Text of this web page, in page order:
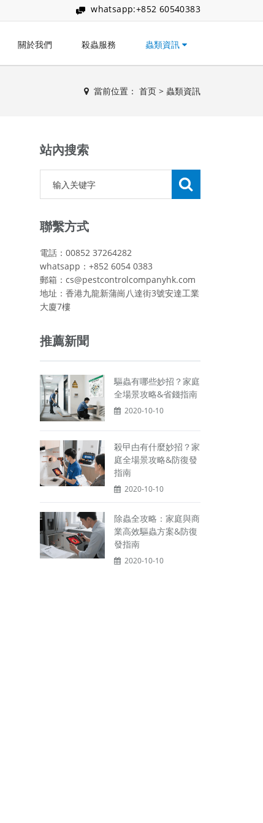
whatsapp:+852 60540383
關於我們 殺蟲服務 蟲類資訊
當前位置： 首页 > 蟲類資訊
站內搜索
聯繫方式
電話：00852 37264282
whatsapp：+852 6054 0383
郵箱：cs@pestcontrolcompanyhk.com
地址：香港九龍新蒲崗八達街3號安達工業
大廈7樓
推薦新聞
驅蟲有哪些妙招？家庭
全場景攻略&省錢指南
2020-10-10
殺曱甴有什麼妙招？家
庭全場景攻略&防復發
指南
2020-10-10
除蟲全攻略：家庭與商
業高效驅蟲方案&防復
發指南
2020-10-10